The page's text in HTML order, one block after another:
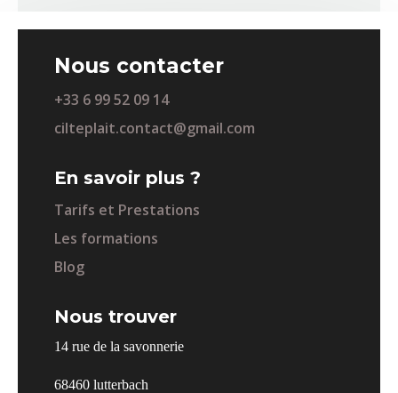
Nous contacter
+33 6 99 52 09 14
cilteplait.contact@gmail.com
En savoir plus ?
Tarifs et Prestations
Les formations
Blog
Nous trouver
14 rue de la savonnerie
68460 lutterbach